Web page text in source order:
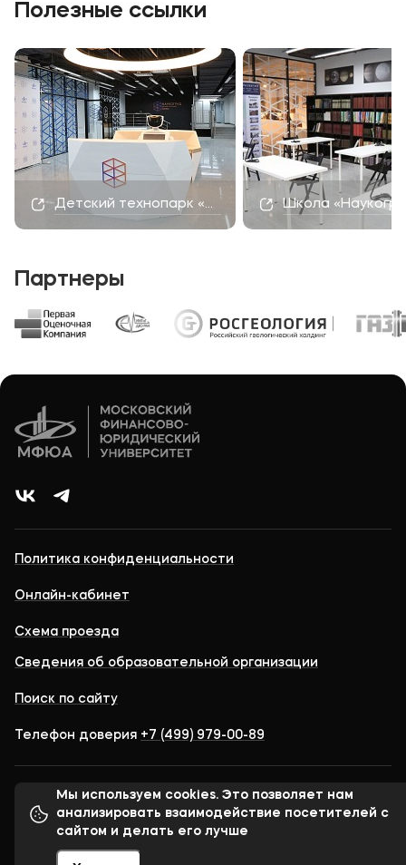
Полезные ссылки
Детский технопарк «Наукоград» Школа
Партнеры
Политика конфиденциальности
Онлайн-кабинет
Схема проезда
Сведения об образовательной организации
Поиск по сайту
Телефон доверия +7 (499) 979-00-89
© 1998–2023 Московский финансово-юридический
университет МФЮА
Мы используем cookies. Это позволяет нам
анализировать взаимодействие посетителей с
сайтом и делать его лучше